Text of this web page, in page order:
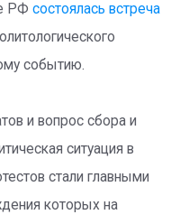
РФ состоялась встреча
событию.
и вопрос сбора и
ситуация в
стали главными
которых на